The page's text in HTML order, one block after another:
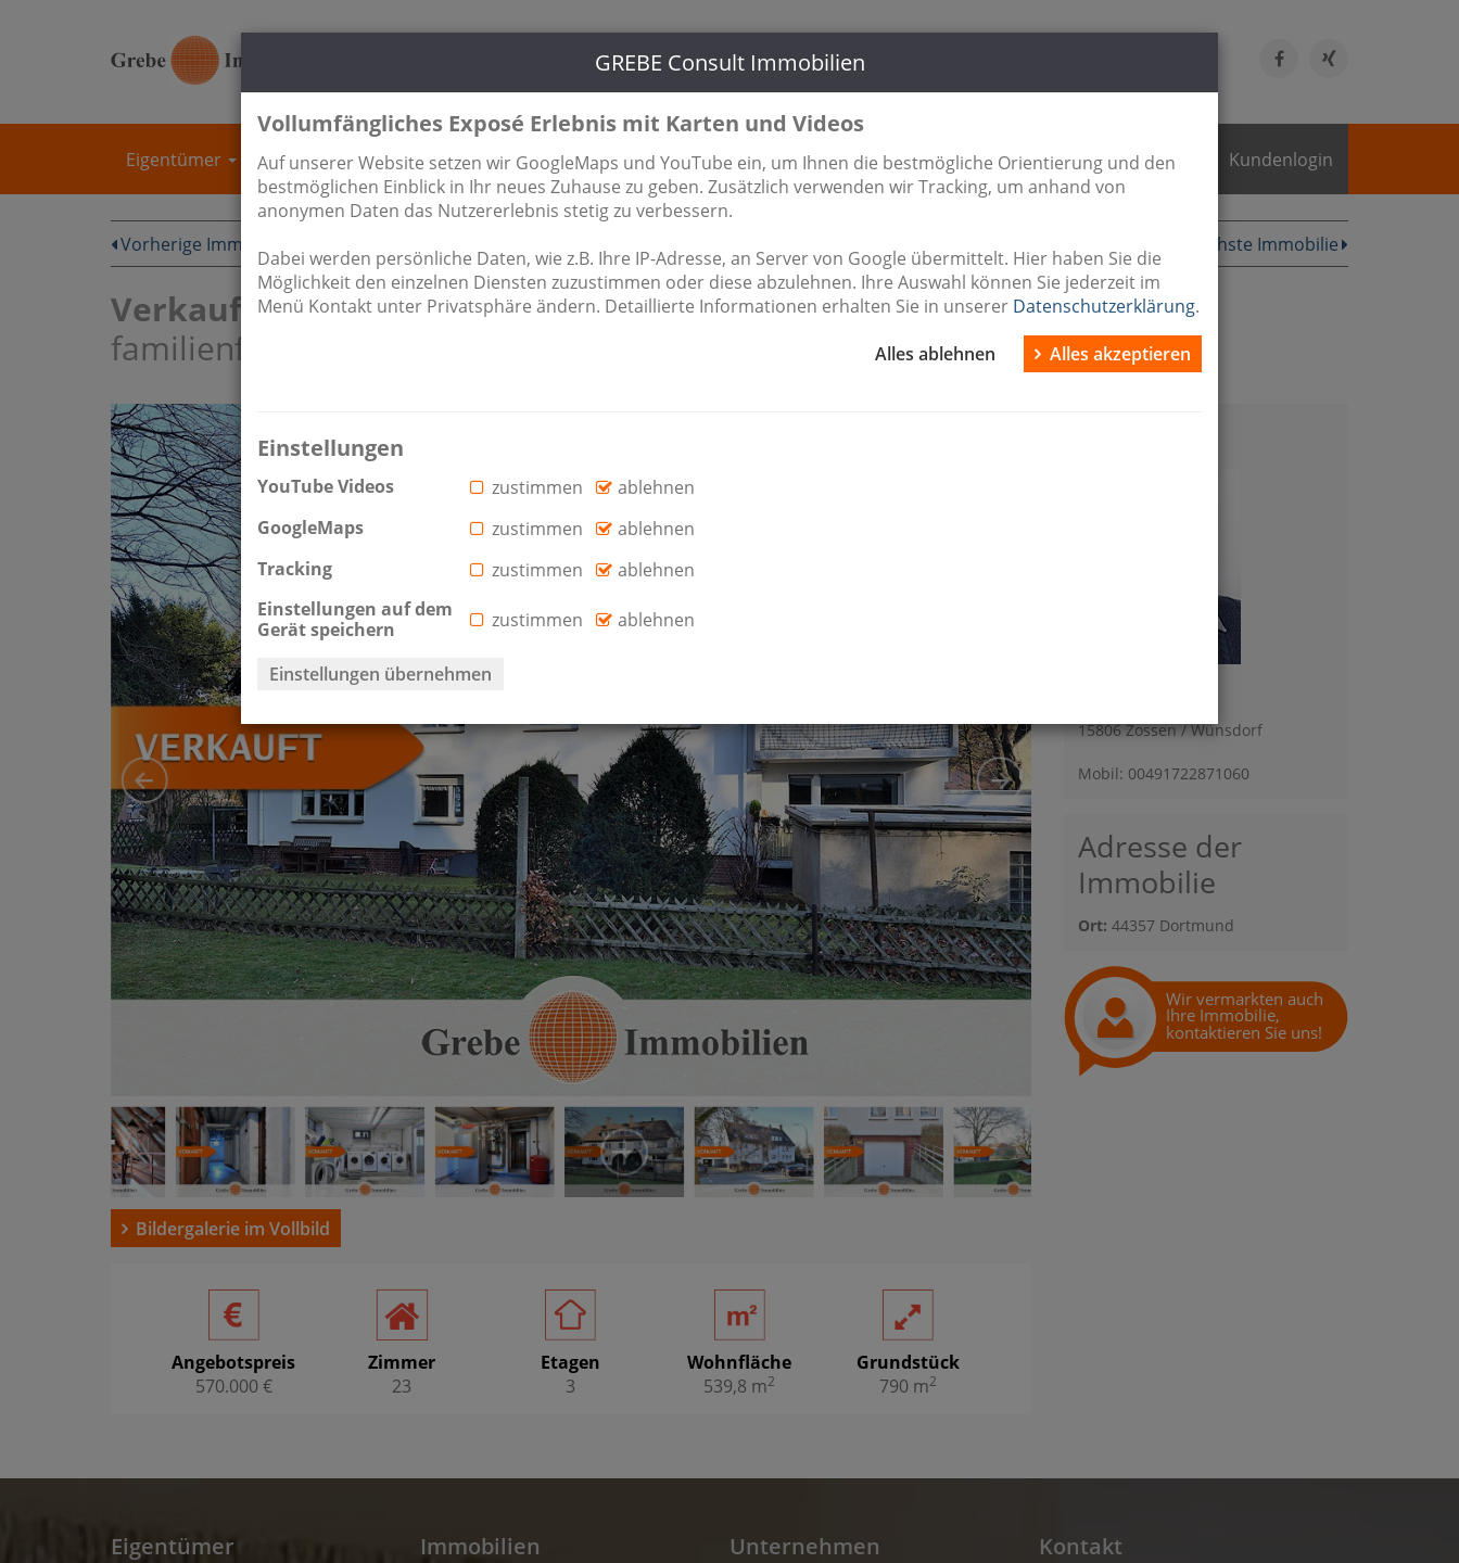
033702 / 681 485
Eigentümer Immobilien Unternehmen Kontakt Kundenlogin
Vorherige Immobilie Nächste Immobilie
Verkauft:Solides Mehrfamilienhaus mit 8 Wohnungen in
familienfreundlicher Lage sucht neuen Eigentümer!
Bildergalerie im Vollbild
Angebotspreis
570.000 €
Zimmer
23
Etagen
3
Wohnfläche
539,8 m2
Grundstück
790 m2
15806 Zossen / Wünsdorf
Mobil: 00491722871060
Adresse der
Immobilie
Ort: 44357 Dortmund
Wir vermarkten auch
Ihre Immobilie,
kontaktieren Sie uns!
Eigentümer Immobilien Unternehmen Kontakt
GREBE Consult Immobilien
Vollumfängliches Exposé Erlebnis mit Karten und Videos
Auf unserer Website setzen wir GoogleMaps und YouTube ein, um Ihnen die bestmögliche Orientierung und den
bestmöglichen Einblick in Ihr neues Zuhause zu geben. Zusätzlich verwenden wir Tracking, um anhand von
anonymen Daten das Nutzererlebnis stetig zu verbessern.
Dabei werden persönliche Daten, wie z.B. Ihre IP-Adresse, an Server von Google übermittelt. Hier haben Sie die
Möglichkeit den einzelnen Diensten zuzustimmen oder diese abzulehnen. Ihre Auswahl können Sie jederzeit im
Menü Kontakt unter Privatsphäre ändern. Detaillierte Informationen erhalten Sie in unserer Datenschutzerklärung.
Alles ablehnen Alles akzeptieren
Einstellungen
YouTube Videos zustimmen
ablehnen
GoogleMaps
zustimmen
ablehnen
Tracking
zustimmen
ablehnen
Einstellungen auf dem
Gerät speichern
zustimmen ablehnen
Einstellungen übernehmen